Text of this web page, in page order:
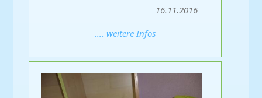
16.11.2016
.... weitere Infos